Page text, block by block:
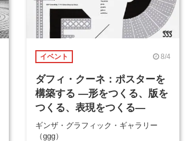
イベント 8/4
ダフィ・クーネ：ポスターを
構築する ―形をつくる、版を
つくる、表現をつくる―
ギンザ・グラフィック・ギャラリー
（ggg）